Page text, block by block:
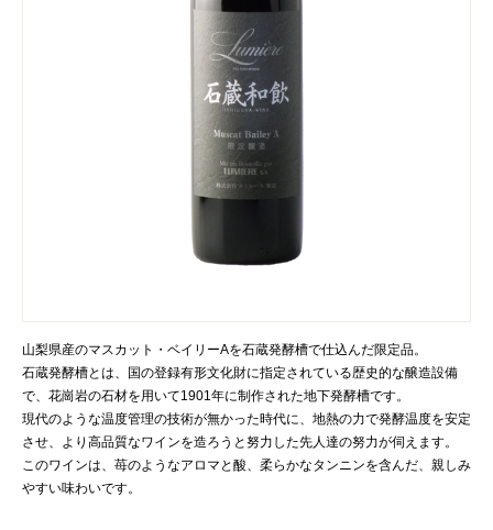
山梨県産のマスカット・ベイリーAを石蔵発酵槽で仕込んだ限定品。
石蔵発酵槽とは、国の登録有形文化財に指定されている歴史的な醸造設備
で、花崗岩の石材を用いて1901年に制作された地下発酵槽です。
現代のような温度管理の技術が無かった時代に、地熱の力で発酵温度を安定
させ、より高品質なワインを造ろうと努力した先人達の努力が伺えます。
このワインは、苺のようなアロマと酸、柔らかなタンニンを含んだ、親しみ
やすい味わいです。